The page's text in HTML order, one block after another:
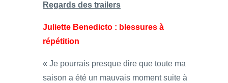
Regards des trailers
Juliette Benedicto : blessures à
répétition
« Je pourrais presque dire que toute ma
saison a été un mauvais moment suite à